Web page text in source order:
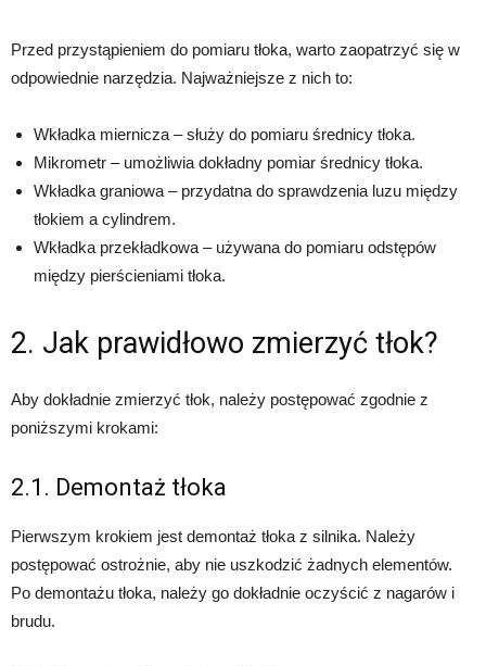
Przed przystąpieniem do pomiaru tłoka, warto zaopatrzyć się w
odpowiednie narzędzia. Najważniejsze z nich to:
Wkładka miernicza – służy do pomiaru średnicy tłoka.
Mikrometr – umożliwia dokładny pomiar średnicy tłoka.
Wkładka graniowa – przydatna do sprawdzenia luzu między
tłokiem a cylindrem.
Wkładka przekładkowa – używana do pomiaru odstępów
między pierścieniami tłoka.
2. Jak prawidłowo zmierzyć tłok?
Aby dokładnie zmierzyć tłok, należy postępować zgodnie z
poniższymi krokami:
2.1. Demontaż tłoka
Pierwszym krokiem jest demontaż tłoka z silnika. Należy
postępować ostrożnie, aby nie uszkodzić żadnych elementów.
Po demontażu tłoka, należy go dokładnie oczyścić z nagarów i
brudu.